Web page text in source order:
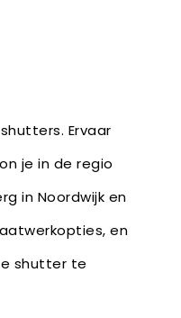
Ervaar
je in de regio
in Noordwijk en
en
shutter te